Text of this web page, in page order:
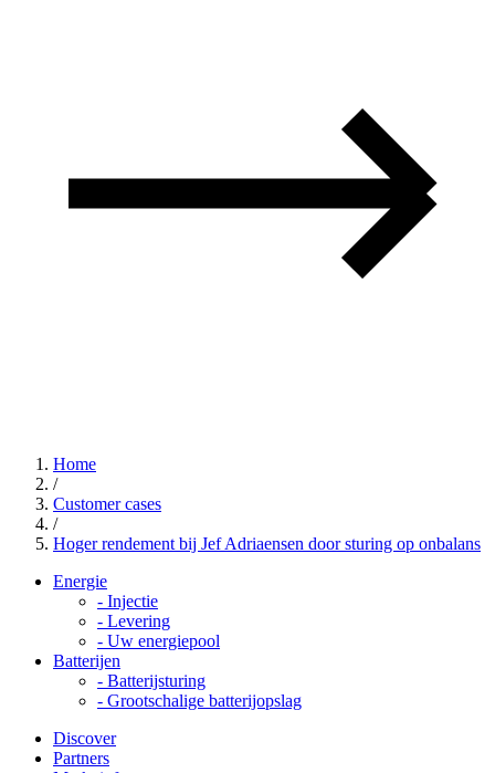
Home
/
Customer cases
/
Hoger rendement bij Jef Adriaensen door sturing op onbalans
Energie
- Injectie
- Levering
- Uw energiepool
Batterijen
- Batterijsturing
- Grootschalige batterijopslag
Discover
Partners